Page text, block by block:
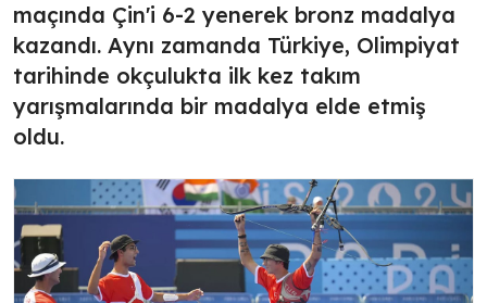
maçında Çin'i 6-2 yenerek bronz madalya
kazandı. Aynı zamanda Türkiye, Olimpiyat
tarihinde okçulukta ilk kez takım
yarışmalarında bir madalya elde etmiş
oldu.